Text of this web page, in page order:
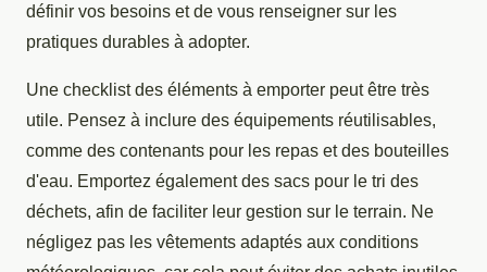
définir vos besoins et de vous renseigner sur les
pratiques durables à adopter.
Une checklist des éléments à emporter peut être très
utile. Pensez à inclure des équipements réutilisables,
comme des contenants pour les repas et des bouteilles
d'eau. Emportez également des sacs pour le tri des
déchets, afin de faciliter leur gestion sur le terrain. Ne
négligez pas les vêtements adaptés aux conditions